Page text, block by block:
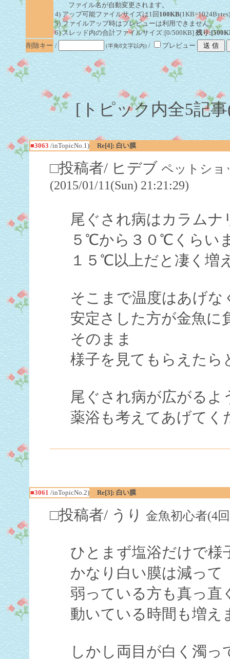
ファイル名が自動変更されます。
4) アップ可能ファイルサイズは1回 100KB
5) ファイルアップ時はプレビューは利用できません。
6) スレッド内の合計ファイルサイズ:[0/500KB] 残り
削除キー / (半角8文字以内) / プレビュー
[トピック内全5記
■3063 /inTopicNo.1) Re[4]: 白い膜
□投稿者/ ヒデブ ペットショ
(2015/01/11(Sun) 21:21:29)
尾ぐされ病はカラム
５℃から３０℃くらい
１５℃以上だと凄く増
そこまで温度はあげな
安定さした方が金魚に
そのまま
様子を見てもらえたら
尾ぐされ病が広がるよ
薬浴も考えてあげてく
■3061 /inTopicNo.2) Re[3]: 白い膜
□投稿者/ うり 金魚初心者(4
ひとまず塩浴だけで様
かなり白い膜は減って
弱っている方も真っ直
動いている時間も増え
しかし両目が白く濁っ